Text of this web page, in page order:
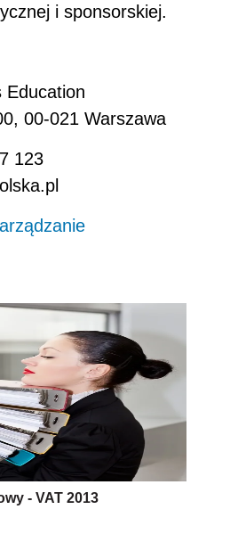
i sponsorskiej.
Education
00-021 Warszawa
123
- VAT 2013